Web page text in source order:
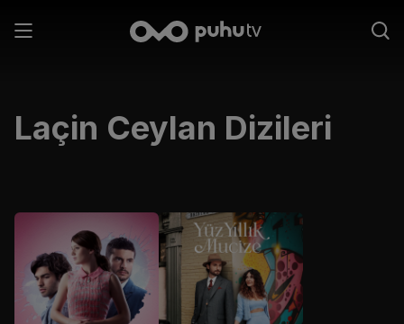
Laçin Ceylan Dizileri